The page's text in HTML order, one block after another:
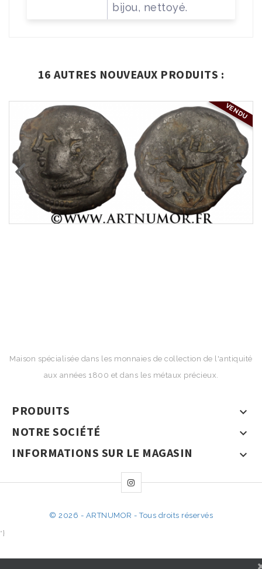
bijou, nettoyé.
16 AUTRES NOUVEAUX PRODUITS :
VENDU
Maison spécialisée dans les monnaies de collection de l'antiquité
aux années 1800 et dans les métaux précieux.
PRODUITS 
NOTRE SOCIÉTÉ 
INFORMATIONS SUR LE MAGASIN 
© 2026 - ARTNUMOR - Tous droits réservés
*}